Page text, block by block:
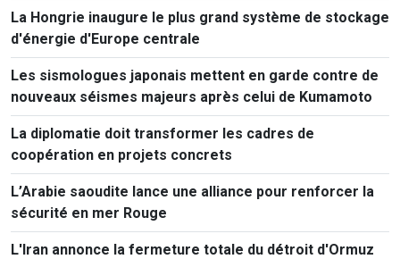
La Hongrie inaugure le plus grand système de stockage
d'énergie d'Europe centrale
Les sismologues japonais mettent en garde contre de
nouveaux séismes majeurs après celui de Kumamoto
La diplomatie doit transformer les cadres de
coopération en projets concrets
L’Arabie saoudite lance une alliance pour renforcer la
sécurité en mer Rouge
L'Iran annonce la fermeture totale du détroit d'Ormuz